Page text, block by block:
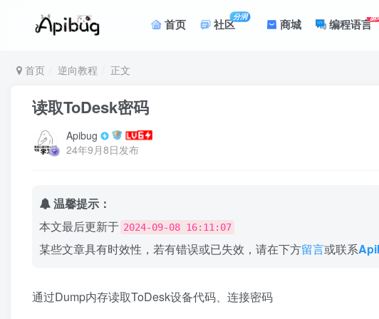
首页 社区分润 商城 编程语言源
首页 逆向教程 正文
读取ToDesk密码
Apibug
24年9月8日发布
温馨提示：
本文最后更新于 2024-09-08 16:11:07
某些文章具有时效性，若有错误或已失效，请在下方留言或联系
通过Dump内存读取ToDesk设备代码、连接密码